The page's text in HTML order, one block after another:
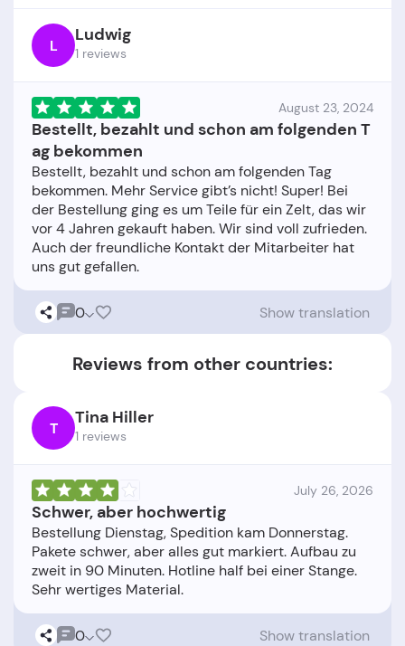
L Ludwig
1 reviews
August 23, 2024
Bestellt, bezahlt und schon am folgenden T
ag bekommen
Bestellt, bezahlt und schon am folgenden Tag
bekommen. Mehr Service gibt’s nicht! Super! Bei
der Bestellung ging es um Teile für ein Zelt, das wir
vor 4 Jahren gekauft haben. Wir sind voll zufrieden.
Auch der freundliche Kontakt der Mitarbeiter hat
0 Show translation
Reviews from other countries:
T Tina Hiller
1 reviews
July 26, 2026
Schwer, aber hochwertig
Bestellung Dienstag, Spedition kam Donnerstag.
Pakete schwer, aber alles gut markiert. Aufbau zu
zweit in 90 Minuten. Hotline half bei einer Stange.
0 Show translation